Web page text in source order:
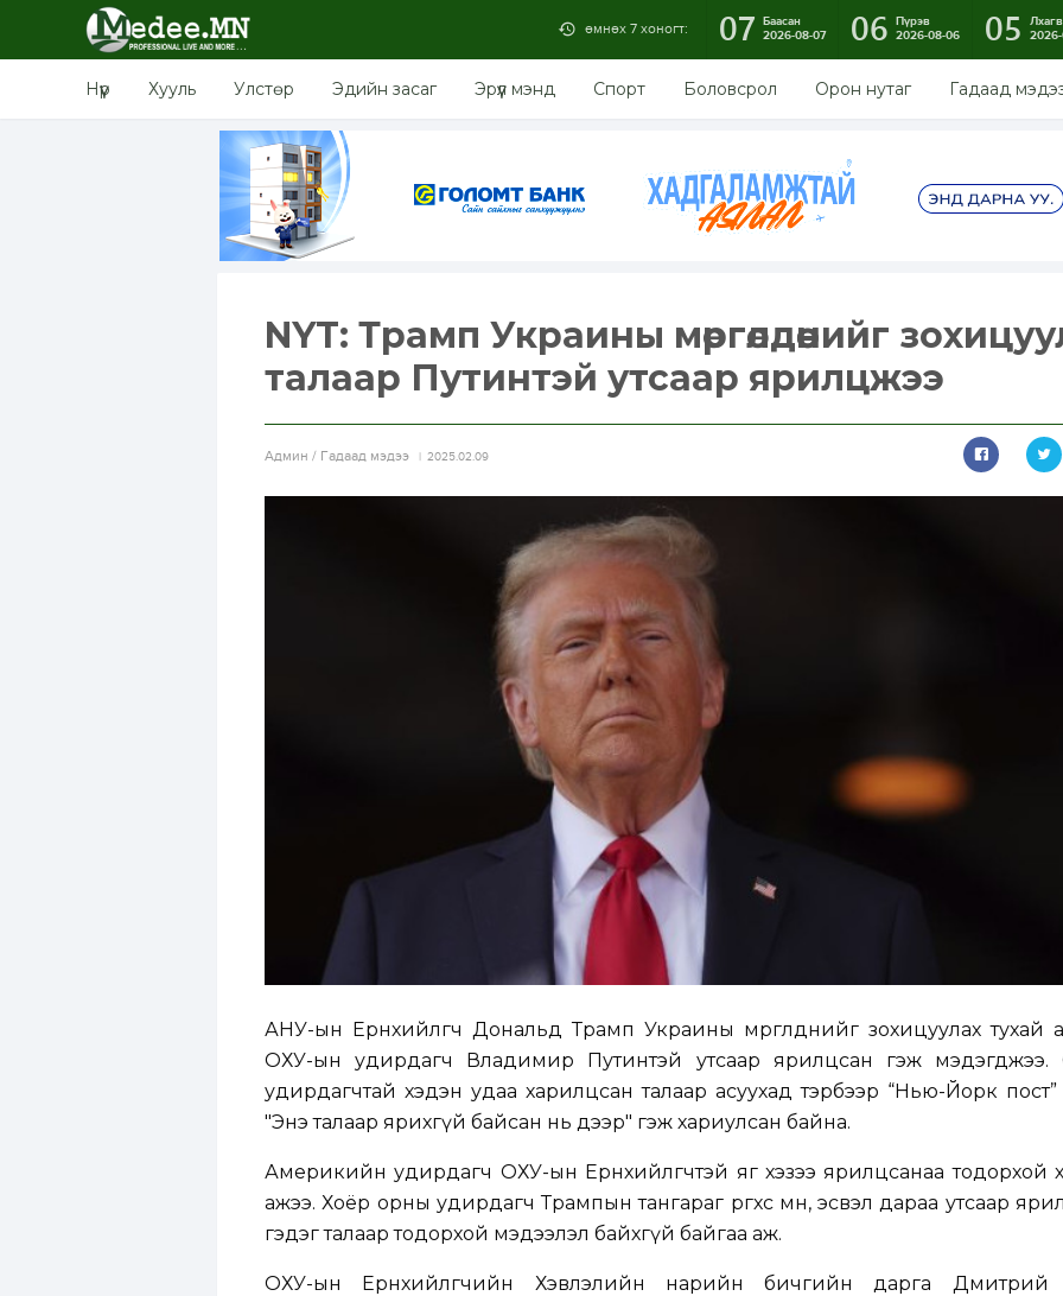
өмнөх 7 хоногт: 07 Баасан
2026-08-07
06 Пүрэв
2026-08-06
05
Нүүр Хууль Улстөр Эдийн засаг Эрүүл мэнд Спорт Боловсрол Орон нутаг Гадаад
NYT: Трамп Украины мөргөлдөөнийг
талаар Путинтэй утсаар ярилцжээ
Aдмин / Гадаад мэдээ 2025.02.09
АНУ-ын Ерөнхийлөгч Дональд Трамп Украины мөргөлдөөнийг зохицуулах тухай
ОХУ-ын удирдагч Владимир Путинтэй утсаар ярилцсан гэж мэдэгджээ.
удирдагчтай хэдэн удаа харилцсан талаар асуухад тэрбээр “Нью-Йорк
"Энэ талаар ярихгүй байсан нь дээр" гэж хариулсан байна.
Америкийн удирдагч ОХУ-ын Ерөнхийлөгчтэй яг хэзээ ярилцсанаа тодорхой
ажээ. Хоёр орны удирдагч Трампын тангараг өргөхөөс өмнө, эсвэл дараа утсаар
гэдэг талаар тодорхой мэдээлэл байхгүй байгаа аж.
ОХУ-ын Ерөнхийлөгчийн Хэвлэлийн нарийн бичгийн дарга Дмитрий